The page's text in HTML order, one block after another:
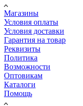
Магазины
Условия оплаты
Условия доставки
Гарантия на товар
Реквизиты
Политика
Возможности
Оптовикам
Каталоги
Помощь